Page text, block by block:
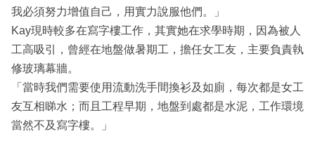
我必須努力增值自己，用實力說服他們。」
Kay現時較多在寫字樓工作，其實她在求學時期，因為被人
工高吸引，曾經在地盤做暑期工，擔任女工友，主要負責執
修玻璃幕牆。
「當時我們需要使用流動洗手間換衫及如廁，每次都是女工
友互相睇水；而且工程早期，地盤到處都是水泥，工作環境
當然不及寫字樓。」